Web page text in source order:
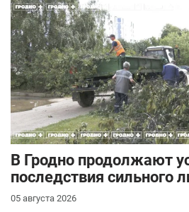
В Гродно продолжают
последствия сильного
05 августа 2026